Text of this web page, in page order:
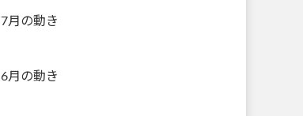
7月の動き
6月の動き